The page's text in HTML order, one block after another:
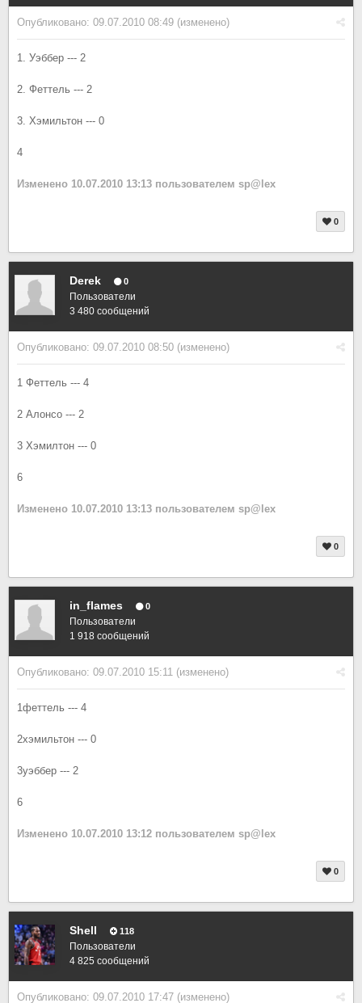
Опубликовано: 09.07.2010 08:49 (изменено)
1. Уэббер --- 2
2. Феттель --- 2
3. Хэмильтон --- 0
4
Изменено 10.07.2010 13:13 пользователем sp@lex
0
Derek 0
Пользователи
3 480 сообщений
Опубликовано: 09.07.2010 08:50 (изменено)
1 Феттель --- 4
2 Алонсо --- 2
3 Хэмилтон --- 0
6
Изменено 10.07.2010 13:13 пользователем sp@lex
0
in_flames 0
Пользователи
1 918 сообщений
Опубликовано: 09.07.2010 15:11 (изменено)
1феттель --- 4
2хэмильтон --- 0
3уэббер --- 2
6
Изменено 10.07.2010 13:12 пользователем sp@lex
0
Shell 118
Пользователи
4 825 сообщений
Опубликовано: 09.07.2010 17:47 (изменено)